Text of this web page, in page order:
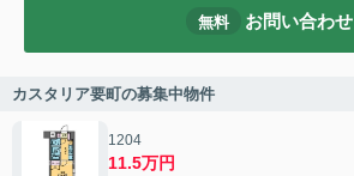
無料 お問い合わせ
カスタリア要町の募集中物件
1204
11.5万円